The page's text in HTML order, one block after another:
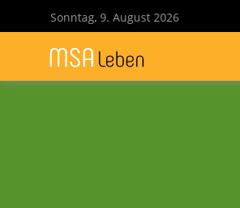
Sonntag, 9. August 2026